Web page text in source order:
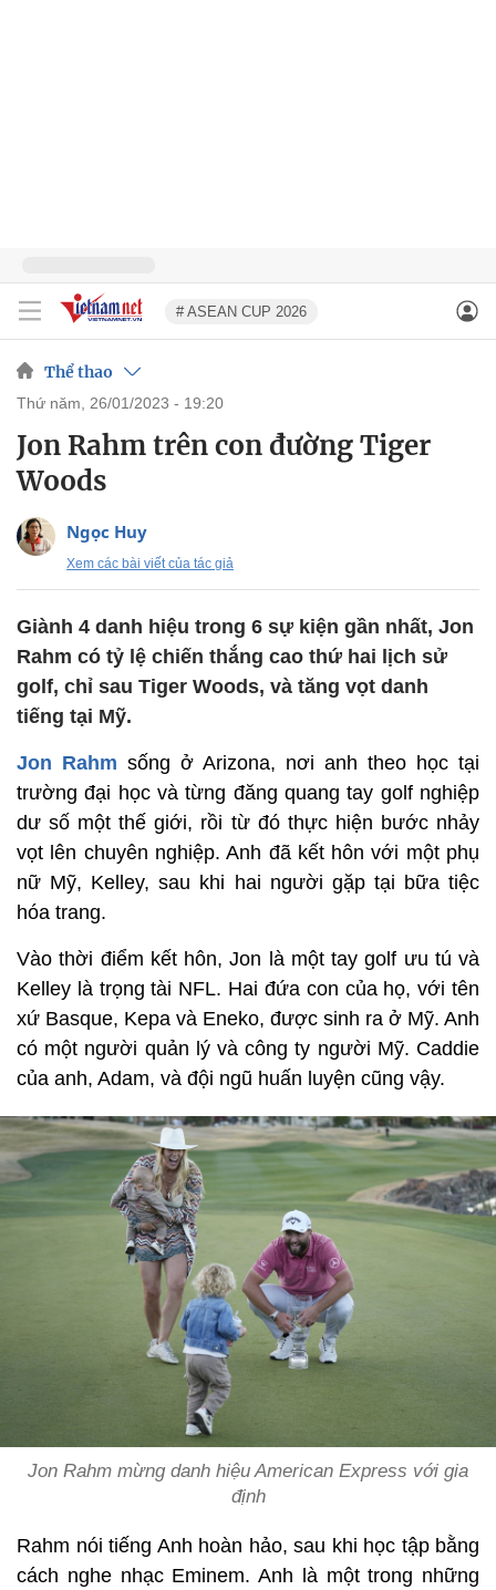
# ASEAN CUP 2026
Thể thao
thứ năm, 26/01/2023 - 19:20
Jon Rahm trên con đường Tiger
Woods
Ngọc Huy
Xem các bài viết của tác giả
Giành 4 danh hiệu trong 6 sự kiện gần nhất, Jon
Rahm có tỷ lệ chiến thắng cao thứ hai lịch sử
golf, chỉ sau Tiger Woods, và tăng vọt danh
tiếng tại Mỹ.
Jon Rahm sống ở Arizona, nơi anh theo học tại
trường đại học và từng đăng quang tay golf nghiệp
dư số một thế giới, rồi từ đó thực hiện bước nhảy
vọt lên chuyên nghiệp. Anh đã kết hôn với một phụ
nữ Mỹ, Kelley, sau khi hai người gặp tại bữa tiệc
hóa trang.
Vào thời điểm kết hôn, Jon là một tay golf ưu tú và
Kelley là trọng tài NFL. Hai đứa con của họ, với tên
xứ Basque, Kepa và Eneko, được sinh ra ở Mỹ. Anh
có một người quản lý và công ty người Mỹ. Caddie
của anh, Adam, và đội ngũ huấn luyện cũng vậy.
Jon Rahm mừng danh hiệu American Express với gia
định
Rahm nói tiếng Anh hoàn hảo, sau khi học tập bằng
cách nghe nhạc Eminem. Anh là một trong những